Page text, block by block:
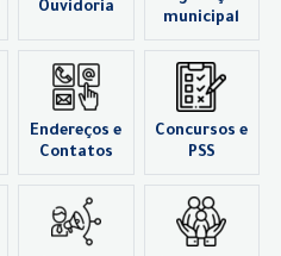
Ouvidoria
municipal
Endereços e
Contatos
Concursos e
PSS